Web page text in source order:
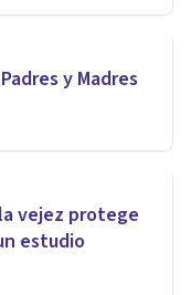
y Madres
vejez protege
estudio